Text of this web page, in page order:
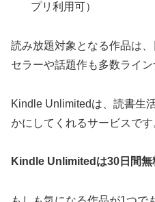
プリ利用可）
読み放題対象となる作品は
セラーや話題作も多数ライン
Kindle Unlimitedは、読書生
かにしてくれるサービスです
Kindle Unlimitedは30日間無